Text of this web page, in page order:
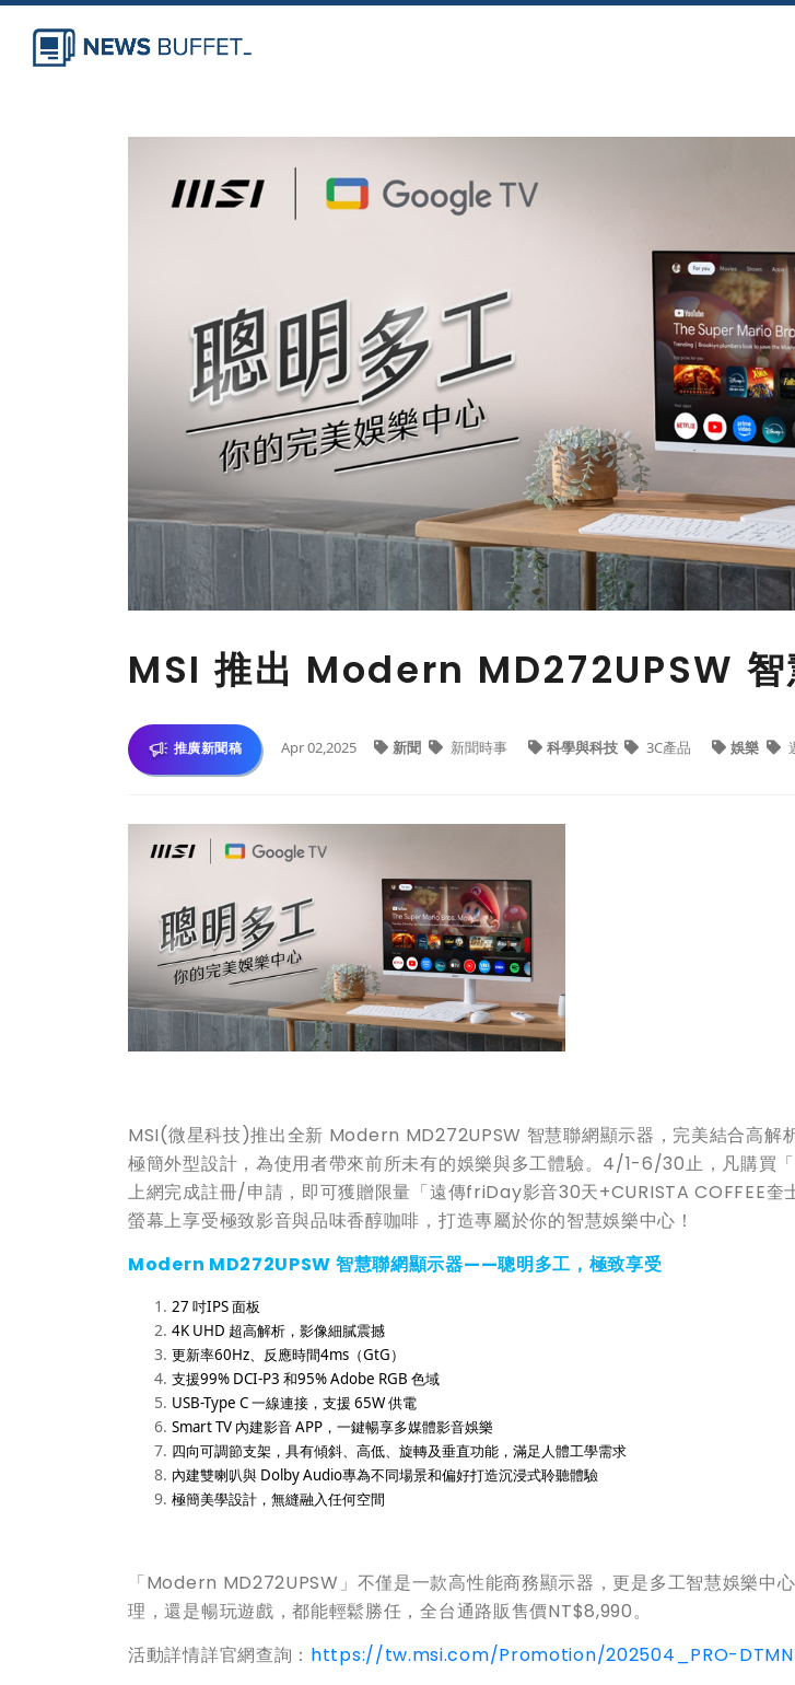
MSI 推出 Modern MD272UPSW 智
推廣新聞稿 Apr 02,2025 新聞 新聞時事 科學與科技 3C產品 娛樂
MSI(微星科技)推出全新 Modern MD272UPSW 智慧聯網顯示器，完美結合高解
極簡外型設計，為使用者帶來前所未有的娛樂與多工體驗。4/1-6/30止，凡購買
上網完成註冊/申請，即可獲贈限量「遠傳friDay影音30天+CURISTA COFFEE奎
螢幕上享受極致影音與品味香醇咖啡，打造專屬於你的智慧娛樂中心！
Modern MD272UPSW 智慧聯網顯示器——聰明多工，極致享受
27 吋IPS 面板
4K UHD 超高解析，影像細膩震撼
更新率60Hz、反應時間4ms（GtG）
支援99% DCI-P3 和95% Adobe RGB 色域
USB-Type C 一線連接，支援 65W 供電
Smart TV 內建影音 APP，一鍵暢享多媒體影音娛樂
四向可調節支架，具有傾斜、高低、旋轉及垂直功能，滿足人體工學需求
內建雙喇叭與 Dolby Audio專為不同場景和偏好打造沉浸式聆聽體驗
極簡美學設計，無縫融入任何空間
「Modern MD272UPSW」不僅是一款高性能商務顯示器，更是多工智慧娛樂中
理，還是暢玩遊戲，都能輕鬆勝任，全台通路販售價NT$8,990。
活動詳情詳官網查詢： https://tw.msi.com/Promotion/202504_PRO-